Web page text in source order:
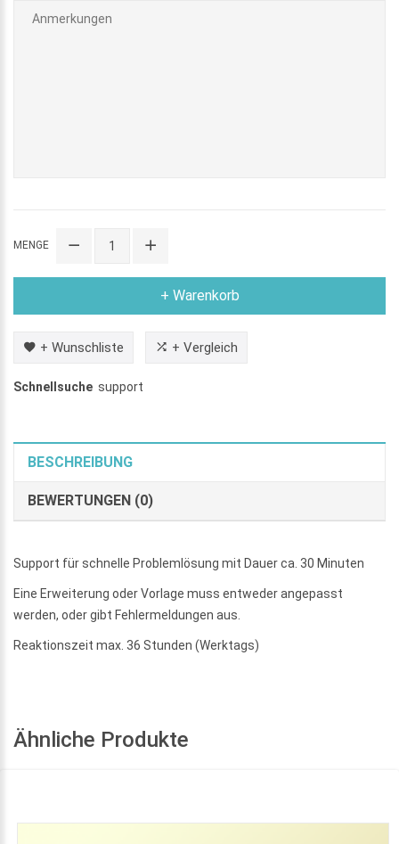
MENGE
+ Warenkorb
+ Wunschliste + Vergleich
Schnellsuche support
BESCHREIBUNG
BEWERTUNGEN (0)
Support für schnelle Problemlösung mit Dauer ca. 30 Minuten
Eine Erweiterung oder Vorlage muss entweder angepasst
werden, oder gibt Fehlermeldungen aus.
Reaktionszeit max. 36 Stunden (Werktags)
Ähnliche Produkte